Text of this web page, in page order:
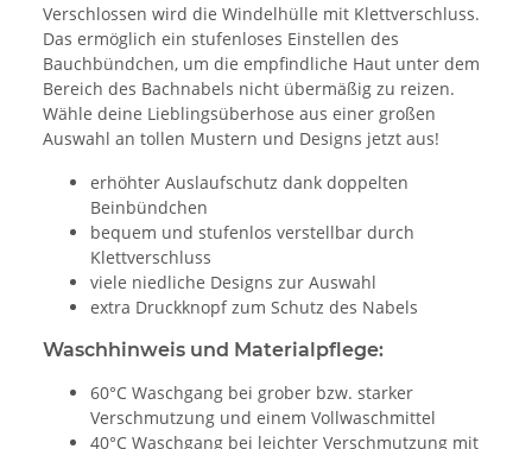
Verschlossen wird die Windelhülle mit Klettverschluss.
Das ermöglich ein stufenloses Einstellen des
Bauchbündchen, um die empfindliche Haut unter dem
Bereich des Bachnabels nicht übermäßig zu reizen.
Wähle deine Lieblingsüberhose aus einer großen
Auswahl an tollen Mustern und Designs jetzt aus!
erhöhter Auslaufschutz dank doppelten
Beinbündchen
bequem und stufenlos verstellbar durch
Klettverschluss
viele niedliche Designs zur Auswahl
extra Druckknopf zum Schutz des Nabels
Waschhinweis und Materialpflege:
60°C Waschgang bei grober bzw. starker
Verschmutzung und einem Vollwaschmittel
40°C Waschgang bei leichter Verschmutzung mit